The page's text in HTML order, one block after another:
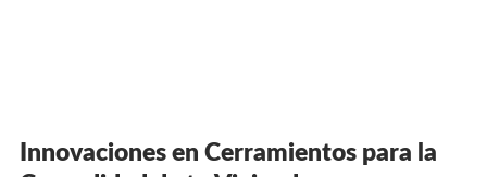
Innovaciones en Cerramientos para la